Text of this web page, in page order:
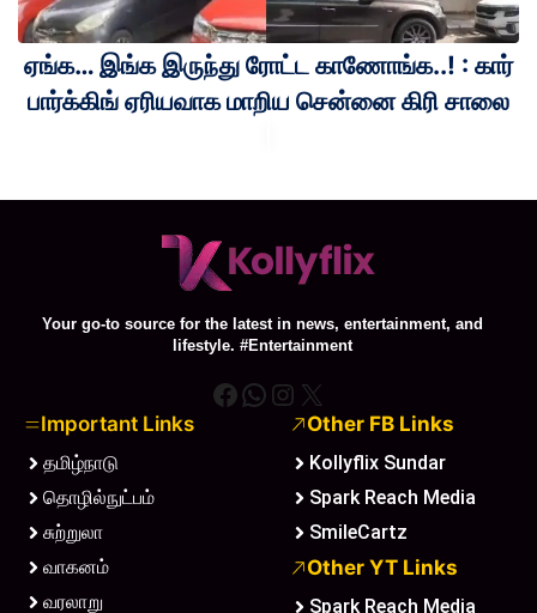
ஏங்க… இங்க இருந்து ரோட்ட காணோங்க..! : கார்
பார்க்கிங் ஏரியவாக மாறிய சென்னை கிரி சாலை
Your go-to source for the latest in news, entertainment, and
lifestyle. #Entertainment
Facebook
WhatsApp
Instagram
X
Important Links
தமிழ்நாடு
தொழில்நுட்பம்
சுற்றுலா
வாகனம்
வரலாறு
Other FB Links
Kollyflix Sundar
Spark Reach Media
SmileCartz
Other YT Links
Spark Reach Media